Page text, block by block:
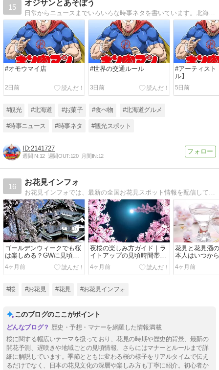
15
オジサンとあそぼう
#オモウマイ店
2日前
#世界の交通ルール
3日前
#アーティスト
ル】
5日前
#観光 #北海道 #お菓子 #食べ物 #北海道グルメ
#時事ニュース #時事ネタ #観光スポット
2141727
週間IN:12 週間OUT:120 月間IN:12
16
お花見インフォ
ゴールデンウィークでも桜
は楽しめる？GWに見頃を
迎える桜スポット7選
4ヶ月前
夜桜の楽しみ方ガイド｜ラ
イトアップの見頃時間帯と
防寒対策
4ヶ月前
花見と花見酒
本人はいつか
むようになっ
4ヶ月前
#桜 #お花見 #花見 #お花見インフォ
このブログのここがポイント
歴史・予想・マナーを網羅した情報満載
桜に関する幅広いテーマを扱っており、花見の時期や歴史的背景、最新の
開花予測、遅咲きや地域ごとの見頃情報、さらにはマナーとルールまで詳
細に解説しています。季節とともに変わる桜の様子をリアルタイムで伝え
るだけでなく、日本の花見文化の深層や楽しみ方も丁寧に紹介。初心者か